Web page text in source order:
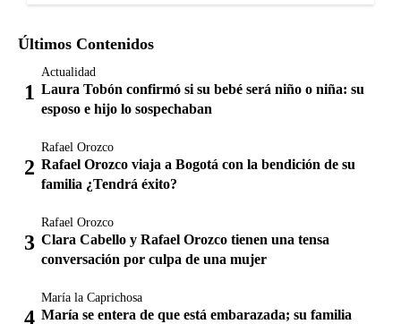
Últimos Contenidos
Actualidad
Laura Tobón confirmó si su bebé será niño o niña: su
esposo e hijo lo sospechaban
Rafael Orozco
Rafael Orozco viaja a Bogotá con la bendición de su
familia ¿Tendrá éxito?
Rafael Orozco
Clara Cabello y Rafael Orozco tienen una tensa
conversación por culpa de una mujer
María la Caprichosa
María se entera de que está embarazada; su familia